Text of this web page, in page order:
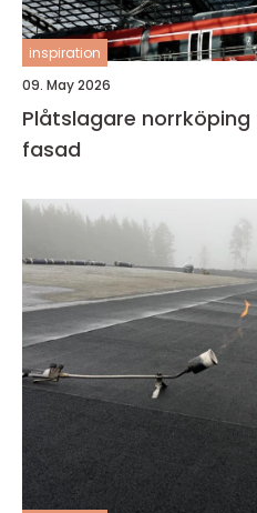
inspiration
09. May 2026
Plåtslagare norrköping trygg plåt på tak och
fasad